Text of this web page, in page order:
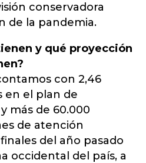
conservadora
de la pandemia.
y qué proyección
con 2,46
en el plan de
más de 60.000
de atención
del año pasado
occidental del país, a